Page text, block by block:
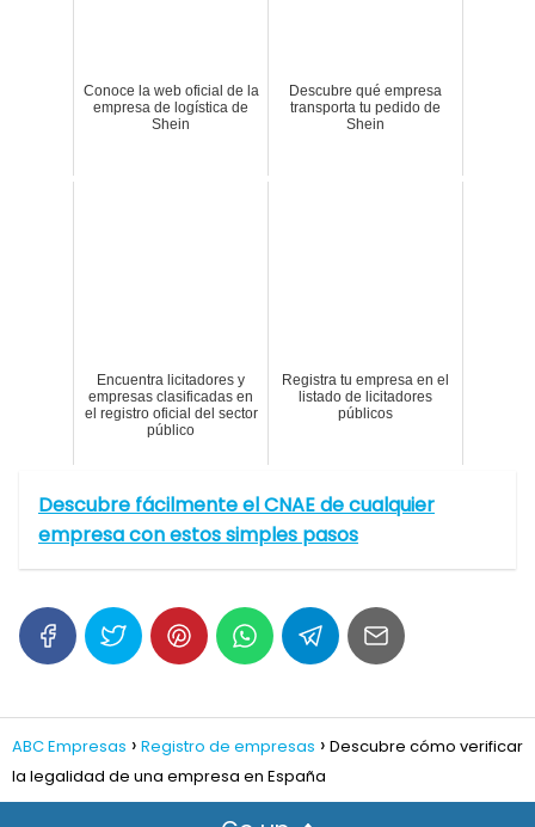
Conoce la web oficial de la
empresa de logística de
Shein
Descubre qué empresa
transporta tu pedido de
Shein
Encuentra licitadores y
empresas clasificadas en
el registro oficial del sector
público
Registra tu empresa en el
listado de licitadores
públicos
Descubre fácilmente el CNAE de cualquier
empresa con estos simples pasos
ABC Empresas Registro de empresas
Descubre cómo verificar
la legalidad de una empresa en España